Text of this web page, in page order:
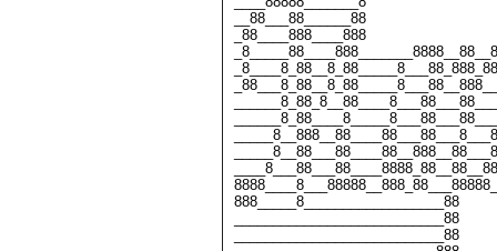
__88___88______88
_88____888____888
888_____8__________________88
___________________________88
___________________________88